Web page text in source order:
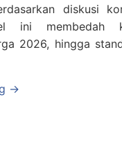
diskusi
ini membedah
2026, hingga
→